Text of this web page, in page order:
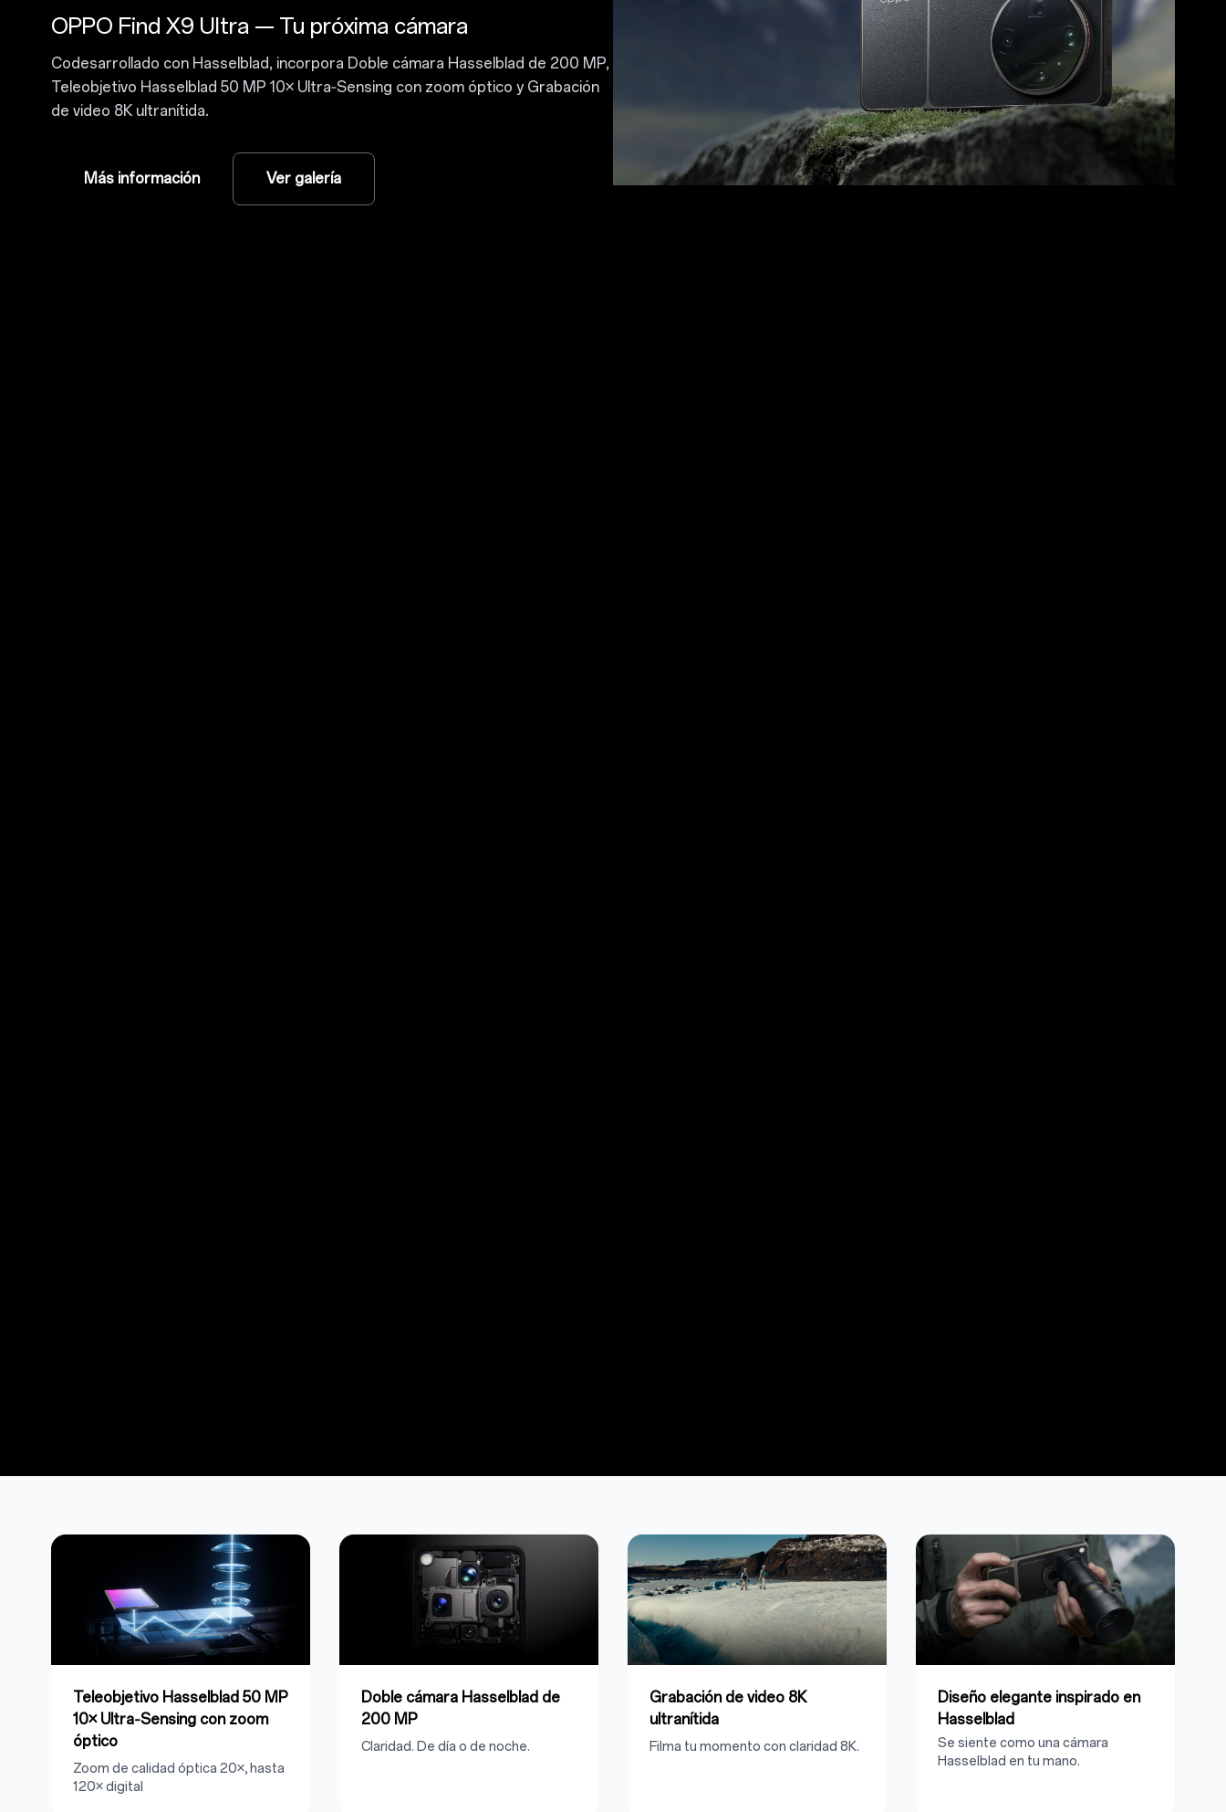
OPPO Find X9 Ultra — Tu próxima cámara
Codesarrollado con Hasselblad, incorpora Doble cámara Hasselblad de 200 MP,
Teleobjetivo Hasselblad 50 MP 10× Ultra‑Sensing con zoom óptico y Grabación
de video 8K ultranítida.
Más información Ver galería
Teleobjetivo Hasselblad 50 MP
10× Ultra‑Sensing con zoom
óptico
Zoom de calidad óptica 20×, hasta
120× digital
Doble cámara Hasselblad de
200 MP
Claridad. De día o de noche.
Grabación de video 8K
ultranítida
Filma tu momento con claridad 8K.
Diseño elegante inspirado en
Hasselblad
Se siente como una cámara
Hasselblad en tu mano.